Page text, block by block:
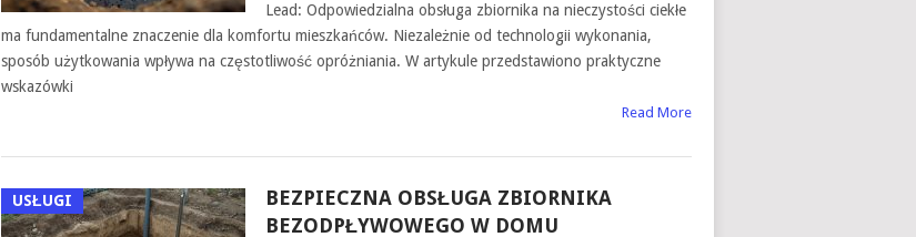
Lead: Odpowiedzialna obsługa zbiornika na nieczystości ciekłe
ma fundamentalne znaczenie dla komfortu mieszkańców. Niezależnie od technologii wykonania,
sposób użytkowania wpływa na częstotliwość opróżniania. W artykule przedstawiono praktyczne
wskazówki
Read More
USŁUGI
BEZPIECZNA OBSŁUGA ZBIORNIKA
BEZODPŁYWOWEGO W DOMU